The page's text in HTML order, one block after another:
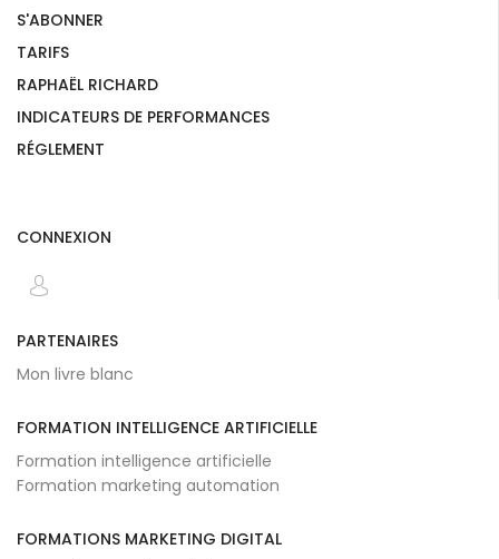
S'ABONNER
TARIFS
RAPHAËL RICHARD
INDICATEURS DE PERFORMANCES
RÉGLEMENT
CONNEXION
PARTENAIRES
Mon livre blanc
FORMATION INTELLIGENCE ARTIFICIELLE
Formation intelligence artificielle
Formation marketing automation
FORMATIONS MARKETING DIGITAL